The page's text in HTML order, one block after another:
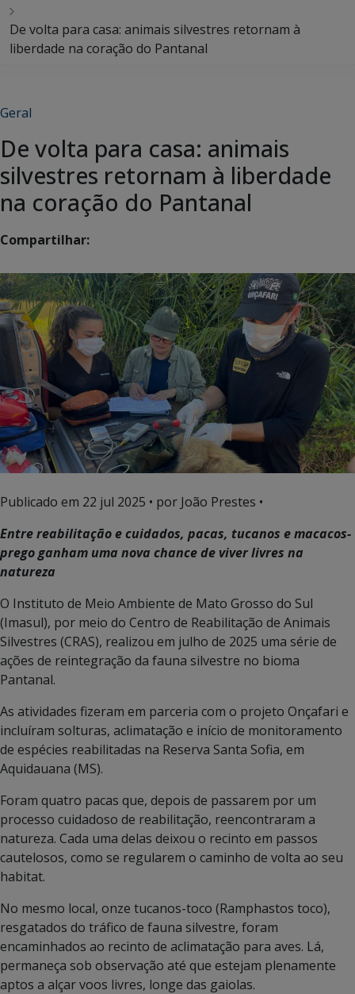
De volta para casa: animais silvestres retornam à
liberdade na coração do Pantanal
Geral
De volta para casa: animais
silvestres retornam à liberdade
na coração do Pantanal
Compartilhar:
Publicado em 22 jul 2025 • por João Prestes •
Entre reabilitação e cuidados, pacas, tucanos e macacos-
prego ganham uma nova chance de viver livres na
natureza
O Instituto de Meio Ambiente de Mato Grosso do Sul
(Imasul), por meio do Centro de Reabilitação de Animais
Silvestres (CRAS), realizou em julho de 2025 uma série de
ações de reintegração da fauna silvestre no bioma
Pantanal.
As atividades fizeram em parceria com o projeto Onçafari e
incluíram solturas, aclimatação e início de monitoramento
de espécies reabilitadas na Reserva Santa Sofia, em
Aquidauana (MS).
Foram quatro pacas que, depois de passarem por um
processo cuidadoso de reabilitação, reencontraram a
natureza. Cada uma delas deixou o recinto em passos
cautelosos, como se regularem o caminho de volta ao seu
habitat.
No mesmo local, onze tucanos-toco (Ramphastos toco),
resgatados do tráfico de fauna silvestre, foram
encaminhados ao recinto de aclimatação para aves. Lá,
permaneça sob observação até que estejam plenamente
aptos a alçar voos livres, longe das gaiolas.